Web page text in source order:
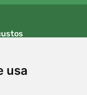
usa
a 80 EUR
em qualquer